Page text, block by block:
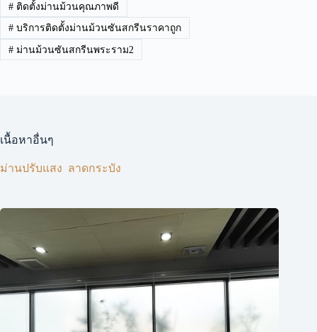
#ติดตั้งม่านม้วนคุณภาพดี
#บริการติดตั้งม่านม้วนซันสกรีนราคาถูก
#ม่านม้วนซันสกรีนพระราม2
เนื้อหาอื่นๆ
ม่านปรับแสง ​ ลาดกระบัง